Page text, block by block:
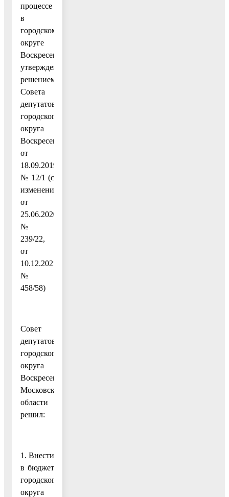
процессе
в
городском
округе
Воскресенск,
утвержденным
решением
Совета
депутатов
городского
округа
Воскресенск
от
18.09.2019
№ 12/1 (с
изменениями
от
25.06.2020
№
239/22,
от
10.12.2021
№
458/58)
Совет
депутатов
городского
округа
Воскресенск
Московской
области
решил:
1. Внести
в бюджет
городского
округа